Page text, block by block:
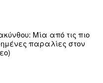
Μία από τις πιο
παραλίες στον